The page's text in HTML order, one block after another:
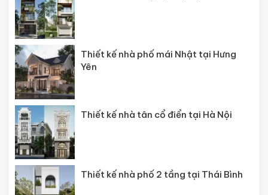
Thiết kế nhà phố mái Nhật tại Hưng
Yên
Thiết kế nhà tân cổ điển tại Hà Nội
Thiết kế nhà phố 2 tầng tại Thái Bình